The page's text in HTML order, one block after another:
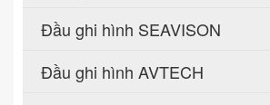
Đầu ghi hình SEAVISON
Đầu ghi hình AVTECH